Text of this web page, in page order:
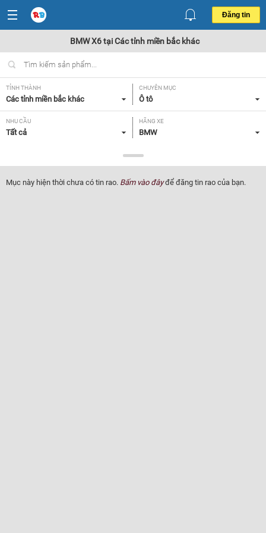
Đăng tin
BMW X6 tại Các tỉnh miền bắc khác
TỈNH THÀNH
Các tỉnh miền bắc khác
CHUYÊN MỤC
Ô tô
NHU CẦU
Tất cả
HÃNG XE
BMW
X6
NĂM SẢN XUẤT
Tất cả
GIÁ XE XUẤT XỨ
Mục này hiện thời chưa có tin rao. Bấm vào đâyđể đăng tin rao của bạn.